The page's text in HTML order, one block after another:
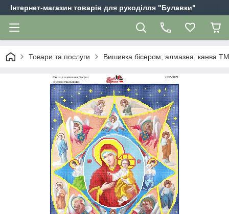
Інтернет-магазин товарів для рукоділля "Булавки"
Товари та послуги Вишивка бісером, алмазна, канва